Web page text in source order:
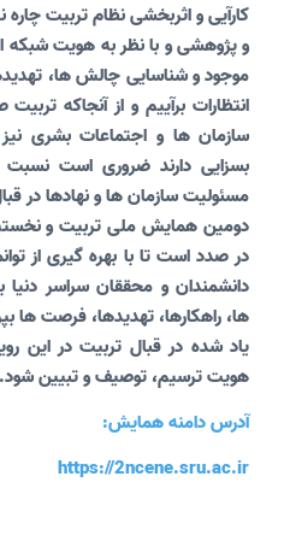
کارآیی و اثربخشی نظام تربیت چاره
و پژوهشی و با نظر به هویت
موجود و شناسایی چالش ها،
انتظارات برآییم و از آنجاکه
سازمان ها و اجتماعات بشری
بسزایی دارند ضروری است
مسئولیت سازمان ها و نهادها در
دومین همایش ملی تربیت و
در صدد است تا با بهره گیری از
دانشمندان و محققان سراسر
ها، راهکارها، تهدیدها، فرصت ها
یاد شده در قبال تربیت در این
هویت ترسیم، توصیف و تبیین شود.
آدرس دامنه همایش:
https://2ncene.sru.ac.ir